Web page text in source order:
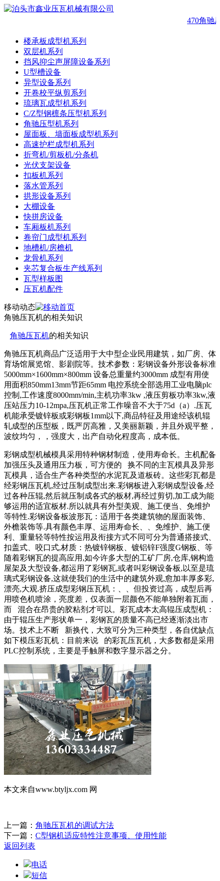
470角驰
楼承板成型机系列
双层机系列
挡风抑尘声屏障设备系列
U型槽设备
异型设备系列
开卷校平纵剪系列
琉璃瓦成型机系列
C/Z型钢檩条压型机系列
角驰压型机系列
屋面板、墙面板成型机系列
高速护栏成型机系列
折弯机/剪板机/分条机
光伏支架设备
扣板机系列
落水管系列
拱形设备系列
大棚设备
快拼房设备
车厢板机系列
卷帘门成型机系列
地槽机/房檐机
龙骨机系列
夹芯复合板生产线系列
瓦型样板图
压瓦机配件
移动动态
角驰压瓦机的相关知识
角驰压瓦机的相关知识
角驰压瓦机商品广泛适用于大中型企业民用建筑，如厂房、体
育场馆展览馆、影剧院等。技术参数：彩钢设备外形设备标准
5000mm×1600mm×800mm 设备总重量约3000mm 成型有用使
用面积850mm13mm节距65mm 电控系统全部选用工业电脑plc
控制,工作速度8000mm/min,主机功率3kw ,液压剪板功率3kw,液
压站压力10-12mpa,压瓦机正常工作噪音不大于75d（a）.压瓦
机能承受镀锌板或彩钢板1mm以下,商品特征及用途经该机辊
轧成型的压型板，既严厉高雅，又美丽新颖，并且外观平整，
波纹均匀，，强度大，出产自动化程度高，成本低。
彩钢成型机械模具采用特种钢材制造，使用寿命长。主机配备
加强压头及通用压力板，可方便的 换不同的主瓦模具及异形
瓦模具，适合生产各种类型的水泥瓦及道板砖。这些彩瓦都是
经彩钢压瓦机,经过压制成型出来.彩钢板进入彩钢成型设备,经
过各种压辊,然后就压制成各式的板材,再经过剪切,加工成为能
够运用的适宜板材.所以就具有外型美观、施工便当、免维护
等特性.彩钢设备板波形瓦：适用于各类建筑物的屋面装饰、
外檐装饰等.具有颜色丰厚、运用寿命长、、免维护、施工便
利、重量轻等特性按运用及衔接方式不同可分为普通搭接式、
扣盖式、咬口式,材质：热镀锌钢板、镀铝锌F强度G钢板、等
随着彩钢瓦的提高应用,如今许多大型的工矿厂房,仓库,钢构造
屋架及大型设备,都运用了彩钢瓦,或者叫彩钢设备板,以至是琉
璃式彩钢设备,这就使我们的生活中的建筑外观,愈加丰厚多彩,
漂亮,大观.挤压成型彩钢压瓦机：、、但投资过高，成型后再
用喷色机喷涂，亮度差，仅表面一层颜色不能单独附着瓦面，
而 混合在昂贵的胶粘剂才可以。彩瓦成本太高辊压成型机：
由于辊压生产形状单一，彩钢瓦的质量不高已经逐渐淡出市
场。技术上不断 新换代，大致可分为三种类型，各自优缺点
如下模压彩瓦机：目前来说 的彩瓦压瓦机，大多数都是采用
PLC控制系统，主要是手触屏和数字显示器之分。
本文来自www.btyljx.com 网
上一篇： 角驰压瓦机的调试方法
下一篇： C型钢机适应特性注意事项、使用性能
返回列表
电话
短信